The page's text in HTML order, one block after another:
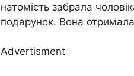
натомість забрала
подарунок. Вона
Advertisment